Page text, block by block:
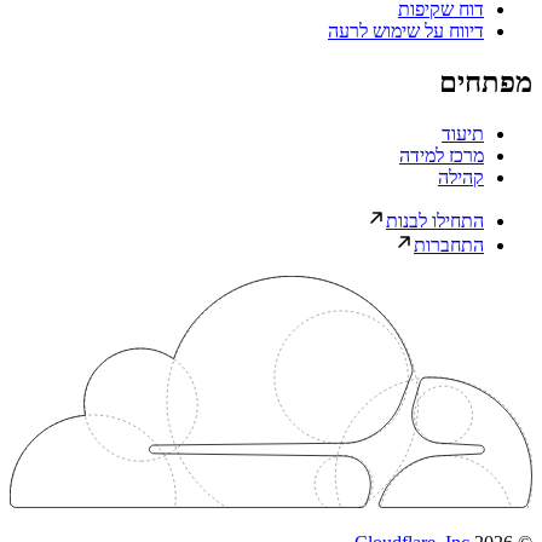
דוח שקיפות
דיווח על שימוש לרעה
מפתחים
תיעוד
מרכז למידה
קהילה
התחילו לבנות
התחברות